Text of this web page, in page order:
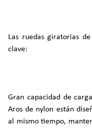
Las ruedas giratorias
clave:
Gran capacidad de
Aros de nylon están
al mismo tiempo,